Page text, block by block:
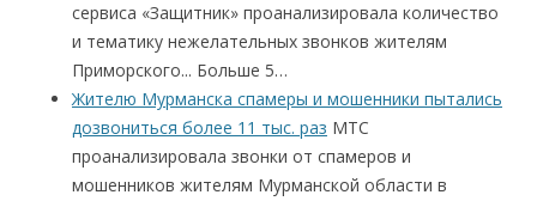
сервиса «Защитник» проанализировала количество
и тематику нежелательных звонков жителям
Приморского... Больше 5…
Жителю Мурманска спамеры и мошенники пытались
дозвониться более 11 тыс. раз МТС
проанализировала звонки от спамеров и
мошенников жителям Мурманской области в